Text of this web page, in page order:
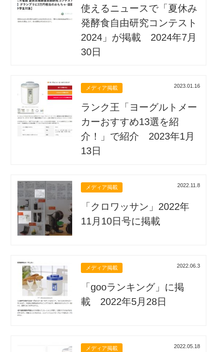
使えるニュースで「夏休み
発酵食自由研究コンテスト
2024」が掲載 2024年7月
30日
メディア掲載 2023.01.16
ランク王「ヨーグルトメー
カーおすすめ13選を紹
介！」で紹介 2023年1月
13日
メディア掲載 2022.11.8
「クロワッサン」2022年
11月10日号に掲載
メディア掲載 2022.06.3
「gooランキング」に掲
載 2022年5月28日
メディア掲載 2022.05.18